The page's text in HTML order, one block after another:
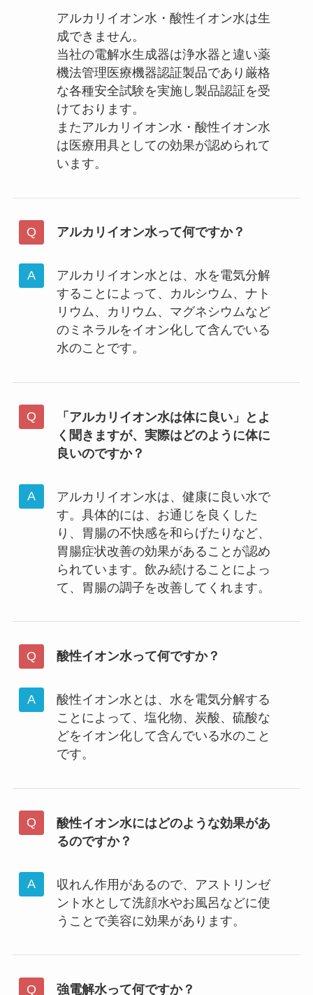
アルカリイオン水・酸性イオン水は生
成できません。
当社の電解水生成器は浄水器と違い薬
機法管理医療機器認証製品であり厳格
な各種安全試験を実施し製品認証を受
けております。
またアルカリイオン水・酸性イオン水
は医療用具としての効果が認められて
います。
アルカリイオン水って何ですか？
アルカリイオン水とは、水を電気分解
することによって、カルシウム、ナト
リウム、カリウム、マグネシウムなど
のミネラルをイオン化して含んでいる
水のことです。
「アルカリイオン水は体に良い」とよ
く聞きますが、実際はどのように体に
良いのですか？
アルカリイオン水は、健康に良い水で
す。具体的には、お通じを良くした
り、胃腸の不快感を和らげたりなど、
胃腸症状改善の効果があることが認め
られています。飲み続けることによっ
て、胃腸の調子を改善してくれます。
酸性イオン水って何ですか？
酸性イオン水とは、水を電気分解する
ことによって、塩化物、炭酸、硫酸な
どをイオン化して含んでいる水のこと
です。
酸性イオン水にはどのような効果があ
るのですか？
収れん作用があるので、アストリンゼ
ント水として洗顔水やお風呂などに使
うことで美容に効果があります。
強電解水って何ですか？